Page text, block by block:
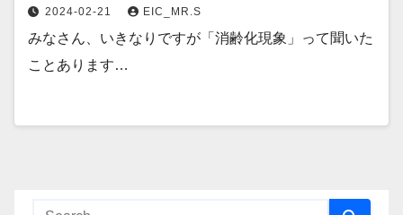
2024-02-21 EIC_MR.S
みなさん、いきなりですが「消齢化現象」って聞いた
ことあります…